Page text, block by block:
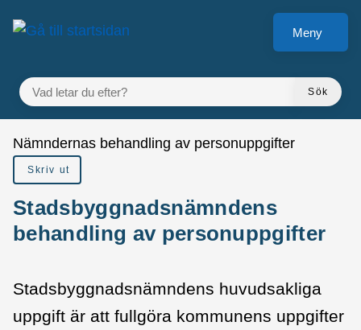
Gå till innehåll
Meny
VAD LETAR DU EFTER?
Sök
Du är här:
Nämndernas behandling av personuppgifter
Skriv ut
Stadsbyggnadsnämndens
behandling av personuppgifter
Stadsbyggnadsnämndens huvudsakliga
uppgift är att fullgöra kommunens uppgifter